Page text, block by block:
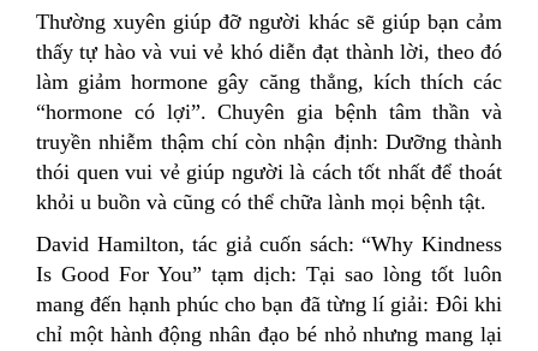
Thường xuyên giúp đỡ người khác sẽ giúp bạn cảm
thấy tự hào và vui vẻ khó diễn đạt thành lời, theo đó
làm giảm hormone gây căng thẳng, kích thích các
“hormone có lợi”. Chuyên gia bệnh tâm thần và
truyền nhiễm thậm chí còn nhận định: Dưỡng thành
thói quen vui vẻ giúp người là cách tốt nhất để thoát
khỏi u buồn và cũng có thể chữa lành mọi bệnh tật.
David Hamilton, tác giả cuốn sách: “Why Kindness
Is Good For You” tạm dịch: Tại sao lòng tốt luôn
mang đến hạnh phúc cho bạn đã từng lí giải: Đôi khi
chỉ một hành động nhân đạo bé nhỏ nhưng mang lại